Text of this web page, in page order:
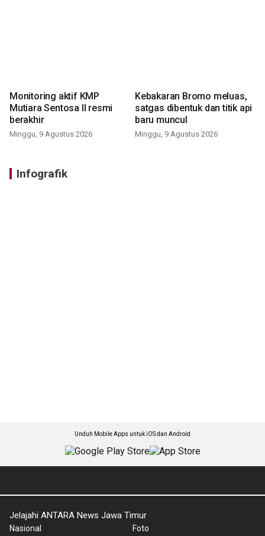
Monitoring aktif KMP
Mutiara Sentosa II resmi
berakhir
Minggu, 9 Agustus 2026
Kebakaran Bromo meluas,
satgas dibentuk dan titik api
baru muncul
Minggu, 9 Agustus 2026
Infografik
Unduh Mobile Apps untuk iOS dan Android
Jelajahi ANTARA News Jawa Timur
Nasional Foto